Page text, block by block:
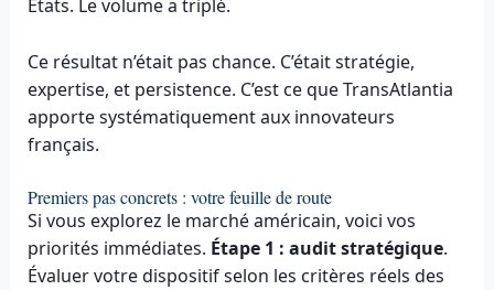
États. Le volume a triplé.
Ce résultat n’était pas chance. C’était stratégie,
expertise, et persistence. C’est ce que TransAtlantia
apporte systématiquement aux innovateurs
français.
Premiers pas concrets : votre feuille de route
Si vous explorez le marché américain, voici vos
priorités immédiates. Étape 1 : audit stratégique.
Évaluer votre dispositif selon les critères réels des